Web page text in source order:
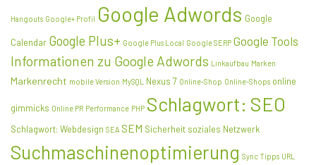
Hangouts Google+ Profil Google Adwords Google
Calendar Google Plus+ Google Plus Local Google SERP Google Tools
Informationen zu Google Adwords Linkaufbau Marken
Markenrecht mobile Version MySQL Nexus 7 Online-Shop Online-Shops online
gimmicks Online PR Performance PHP Schlagwort: SEO
Schlagwort: Webdesign SEA SEM Sicherheit soziales Netzwerk
Suchmaschinenoptimierung Sync Tipps URL